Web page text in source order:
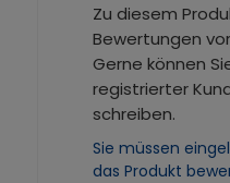
Zu diesem
Bewertungen
Gerne können
registrierter
schreiben.
Sie müssen
das Produkt